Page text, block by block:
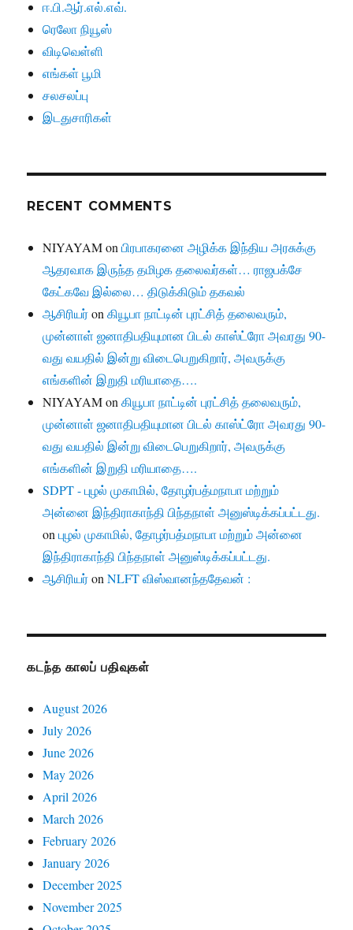
ஈ.பி.ஆர்.எல்.எவ்.
ரெலோ நியூஸ்
விடிவெள்ளி
எங்கள் பூமி
சலசலப்பு
இடதுசாரிகள்
RECENT COMMENTS
NIYAYAMonபிரபாகரனை அழிக்க இந்திய அரசுக்கு
ஆதரவாக இருந்த தமிழக தலைவர்கள்… ராஜபக்சே
கேட்கவே இல்லை… திடுக்கிடும் தகவல்
ஆசிரியர்onகியூபா நாட்டின் புரட்சித் தலைவரும்,
முன்னாள் ஜனாதிபதியுமான பிடல் காஸ்ட்ரோ அவரது 90-
வது வயதில் இன்று விடைபெறுகிறார், அவருக்கு
எங்களின் இறுதி மரியாதை….
NIYAYAMonகியூபா நாட்டின் புரட்சித் தலைவரும்,
முன்னாள் ஜனாதிபதியுமான பிடல் காஸ்ட்ரோ அவரது 90-
வது வயதில் இன்று விடைபெறுகிறார், அவருக்கு
எங்களின் இறுதி மரியாதை….
SDPT - புழல் முகாமில், தோழர்பத்மநாபா மற்றும்
அன்னை இந்திராகாந்தி பிந்தநாள் அனுஸ்டிக்கப்பட்டது.
onபுழல் முகாமில், தோழர்பத்மநாபா மற்றும் அன்னை
இந்திராகாந்தி பிந்தநாள் அனுஸ்டிக்கப்பட்டது.
ஆசிரியர்onNLFT விஸ்வானந்ததேவன் :
கடந்த காலப் பதிவுகள்
August 2026
July 2026
June 2026
May 2026
April 2026
March 2026
February 2026
January 2026
December 2025
November 2025